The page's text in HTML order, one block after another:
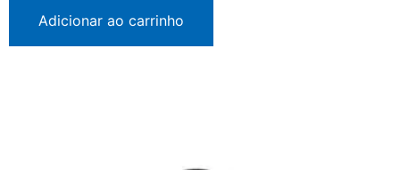
Adicionar ao carrinho